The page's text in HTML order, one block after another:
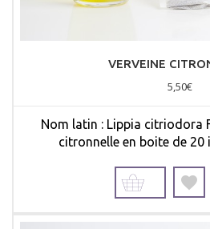
VERVEINE
5,50€
Nom latin : Lippia citriodora
citronnelle en boite de 20